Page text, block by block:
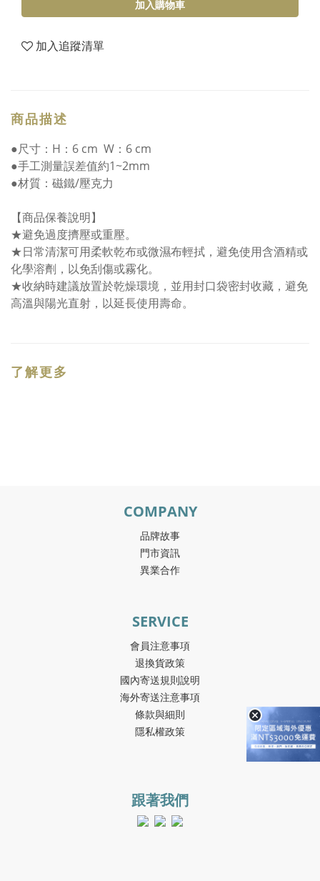
加入購物車
加入追蹤清單
商品描述
●尺寸：H：6 cm W：6 cm
●手工測量誤差值約1~2mm
●材質：磁鐵/壓克力
【商品保養說明】
★避免過度擠壓或重壓。
★日常清潔可用柔軟乾布或微濕布輕拭，避免使用含酒精或
化學溶劑，以免刮傷或霧化。
★收納時建議放置於乾燥環境，並用封口袋密封收藏，避免
高溫與陽光直射，以延長使用壽命。
了解更多
COMPANY
品牌故事
門市資訊
異業合作
SERVICE
會員注意事項
退換貨政策
國內寄送規則說明
海外寄送注意事項
條款與細則
隱私權政策
跟著我們